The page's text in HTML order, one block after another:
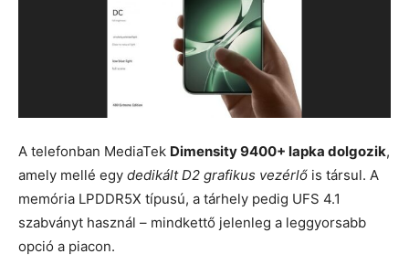
A telefonban MediaTek Dimensity 9400+ lapka dolgozik,
amely mellé egy dedikált D2 grafikus vezérlő is társul. A
memória LPDDR5X típusú, a tárhely pedig UFS 4.1
szabványt használ – mindkettő jelenleg a leggyorsabb
opció a piacon.